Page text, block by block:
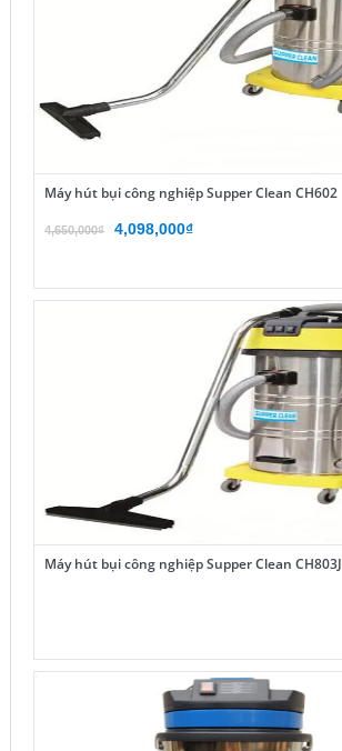
Máy hút bụi công nghiệp Supper Clean CH602
4,650,000₫
Giá
4,650,000₫.
4,098,000₫Giá
là:
4,098,000₫.
Máy hút bụi công nghiệp Supper Clean CH803J